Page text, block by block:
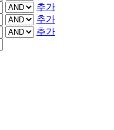
추가
추가
추가